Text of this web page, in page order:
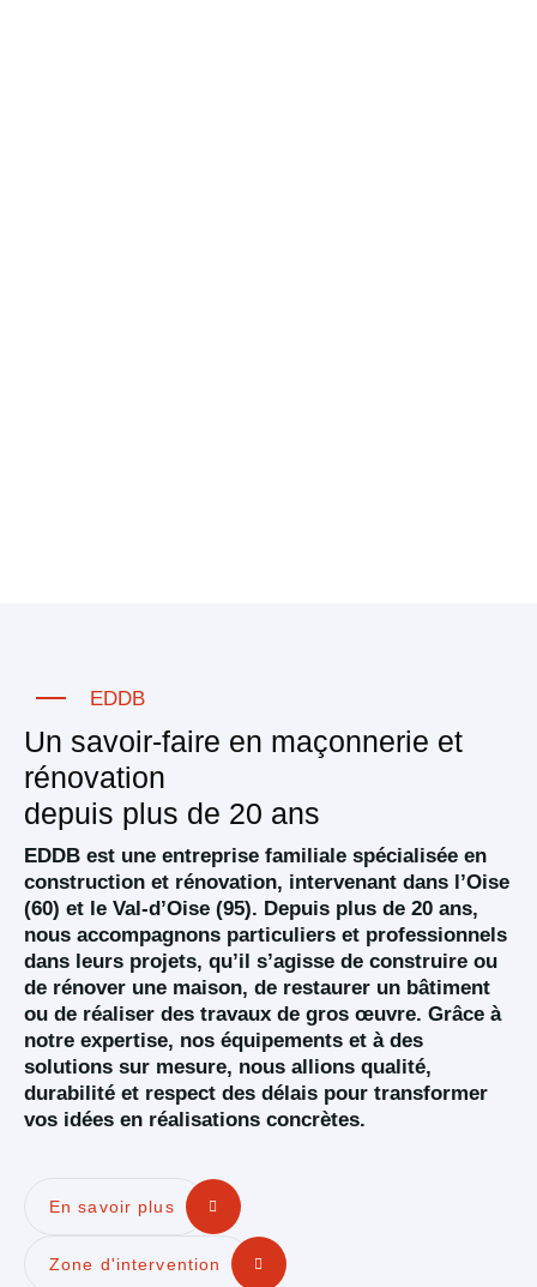
EDDB
Un savoir-faire en maçonnerie et
rénovation
depuis plus de 20 ans
EDDB est une entreprise familiale spécialisée en
construction et rénovation, intervenant dans l’Oise
(60) et le Val-d’Oise (95). Depuis plus de 20 ans,
nous accompagnons particuliers et professionnels
dans leurs projets, qu’il s’agisse de construire ou
de rénover une maison, de restaurer un bâtiment
ou de réaliser des travaux de gros œuvre. Grâce à
notre expertise, nos équipements et à des
solutions sur mesure, nous allions qualité,
durabilité et respect des délais pour transformer
vos idées en réalisations concrètes.
En savoir plus
Zone d'intervention